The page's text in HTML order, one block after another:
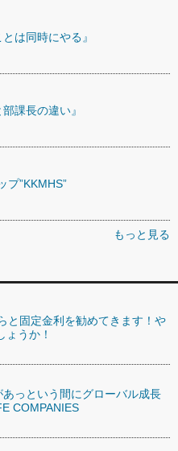
は同時にやる』
課長の違い』
”KKMHS”
もっと見る
と固定金利を勧めてきます！や
ょうか！
っという間にグローバル成長
COMPANIES